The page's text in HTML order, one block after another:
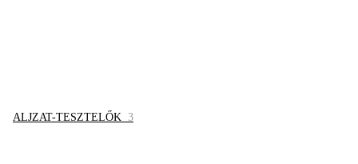
ALJZAT-TESZTELŐK 3